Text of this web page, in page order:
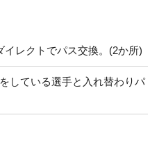
イレクトでパス交換。(2か所)
している選手と入れ替わりパ